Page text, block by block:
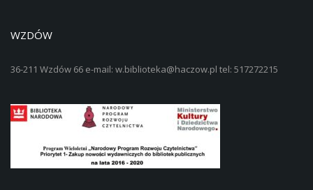
WZDÓW
36-211 Wzdów 66 e-mail: w.biblioteka@haczow.pl tel: 517272215